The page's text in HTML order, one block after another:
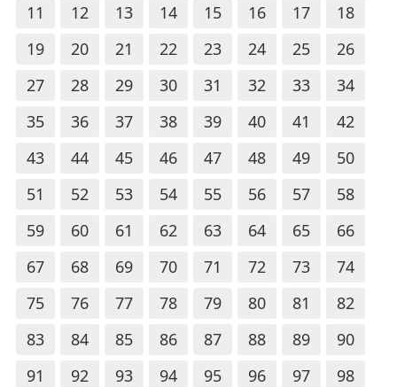
11
12 13 14 15 16 17
18
19
20 21 22 23 24 25
26
27
28 29 30 31 32 33
34
35
36 37 38 39 40 41
42
43
44 45 46 47 48 49
50
51
52 53 54 55 56 57
58
59
60 61 62 63 64 65
66
67
68 69 70 71 72 73
74
75
76 77 78 79 80 81
82
83
84 85 86 87 88 89
90
91
92 93 94 95 96 97
98